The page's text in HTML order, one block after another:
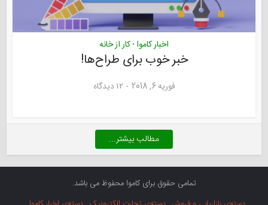
اخبار کاموا • کار از خانه
خبر خوب برای طراح‌ها!
فوریه 6, 2018 ۱۲ دیدگاه
مطالب بیشتر...
تمامی حقوق برای کاموا محفوظ می باشد.